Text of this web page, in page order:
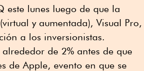
este lunes luego de que la
y aumentada), Visual Pro,
a los inversionistas.
de 2% antes de que
de Apple, evento en que se